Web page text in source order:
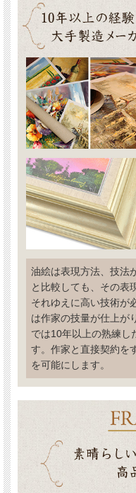
油絵は表現方法、技法
と比較しても、その表
それゆえに高い技術が
は作家の技量が仕上が
では10年以上の熟練し
す。作家と直接契約を
を可能にします。